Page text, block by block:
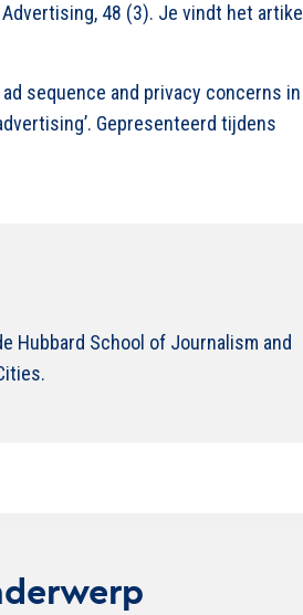
48 (3). Je vindt het artikel
ad sequence and privacy concerns in
Gepresenteerd tijdens
Hubbard School of Journalism and